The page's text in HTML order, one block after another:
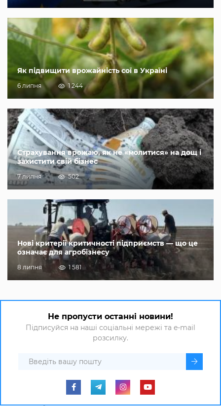
Як підвищити врожайність сої в Україні
6 липня 1 244
Страхування врожаю, як не «молитися» на дощ і
захистити свій бізнес
7 липня 502
Нові критерії критичності підприємств — що це
означає для агробізнесу
8 липня 1 581
Не пропусти останні новини!
Підписуйся на наші соціальні мережі та e-mail
розсилку.